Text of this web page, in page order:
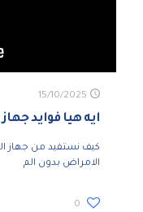
15/10/2025
ايه هيا فوايد
كيف نستفيد من جهاز
الامراض بدون الم
0